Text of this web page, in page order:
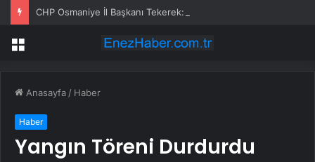
Menü
Anasayfa / Haber
Haber
Yangın Töreni Durdurdu